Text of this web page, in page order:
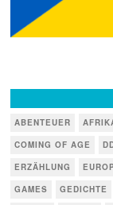
ABENTEUER
COMING OF AGE
ERZÄHLUNG
GAMES
GEDICHTE